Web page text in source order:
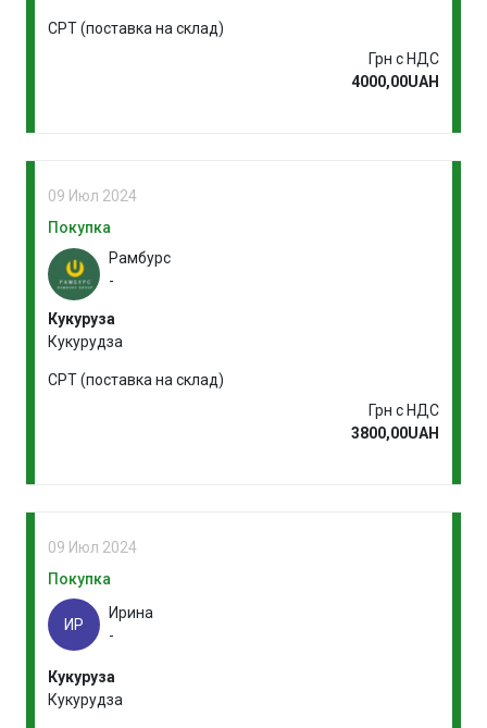
CPT (поставка на склад)
Грн с НДС
4000,00UAH
09 Июл 2024
Покупка
Рамбурс
-
Кукуруза
Кукурудза
CPT (поставка на склад)
Грн с НДС
3800,00UAH
09 Июл 2024
Покупка
ИР
Ирина
-
Кукуруза
Кукурудза